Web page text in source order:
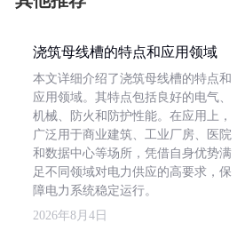
浇筑母线槽的特点和应用领域
本文详细介绍了浇筑母线槽的特点和
应用领域。其特点包括良好的电气、
机械、防火和防护性能。在应用上，
广泛用于商业建筑、工业厂房、医院
和数据中心等场所，凭借自身优势满
足不同领域对电力供应的高要求，保
障电力系统稳定运行。
2026年8月4日